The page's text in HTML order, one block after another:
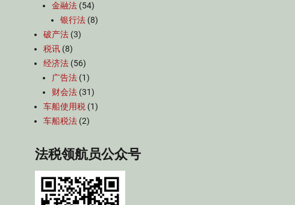
金融法 (54)
银行法 (8)
破产法 (3)
税讯 (8)
经济法 (56)
广告法 (1)
财会法 (31)
车船使用税 (1)
车船税法 (2)
法税领航员公众号